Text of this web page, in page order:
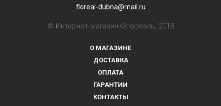
floreal-dubna@mail.ru
© Интернет-магазин Флореаль, 2018
О МАГАЗИНЕ
ДОСТАВКА
ОПЛАТА
ГАРАНТИИ
КОНТАКТЫ